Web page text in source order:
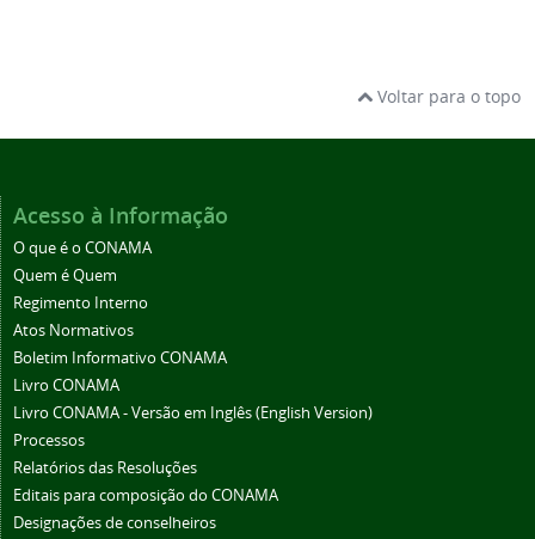
Voltar para o topo
Acesso à Informação
O que é o CONAMA
Quem é Quem
Regimento Interno
Atos Normativos
Boletim Informativo CONAMA
Livro CONAMA
Livro CONAMA - Versão em Inglês (English Version)
Processos
Relatórios das Resoluções
Editais para composição do CONAMA
Designações de conselheiros